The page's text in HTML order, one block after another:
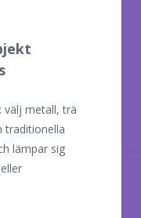
välj metall, trä
traditionella
lämpar sig